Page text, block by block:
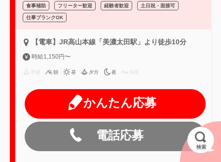
食事補助 フリーター歓迎 経験者歓迎 土日祝・面接可
仕事ブランクOK
【電車】JR高山本線「美濃太田駅」より徒歩10分
時給1,150円〜
早朝 朝 昼 夕方 夜 深夜
かんたん応募
電話応募
検索